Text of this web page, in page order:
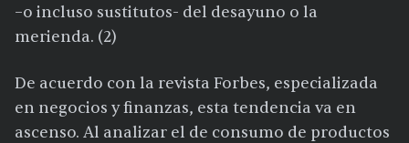
–o incluso sustitutos- del desayuno o la
merienda. (2)
De acuerdo con la revista Forbes, especializada
en negocios y finanzas, esta tendencia va en
ascenso. Al analizar el de consumo de productos